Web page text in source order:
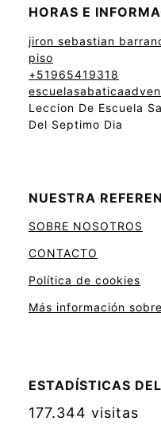
HORAS E
jiron sebastian
piso
+51965419318
Leccion De Escuela
Del Septimo Dia
NUESTRA
SOBRE NOSOTROS
CONTACTO
Política de cookies
Más información
ESTADÍSTICAS
177.344 visitas